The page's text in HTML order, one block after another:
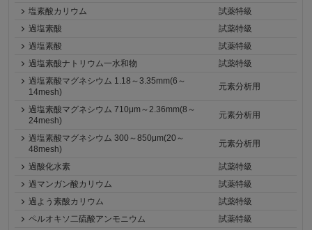
塩素酸カリウム
試薬特級
過塩素酸
試薬特級
過塩素酸
試薬特級
過塩素酸ナトリウム一水和物
試薬特級
過塩素酸マグネシウム 1.18～3.35mm(6～
14mesh)
元素分析用
過塩素酸マグネシウム 710μm～2.36mm(8～
24mesh)
元素分析用
過塩素酸マグネシウム 300～850μm(20～
48mesh)
元素分析用
過酸化水素
試薬特級
過マンガン酸カリウム
試薬特級
過よう素酸カリウム
試薬特級
ペルオキソ二硫酸アンモニウム
試薬特級